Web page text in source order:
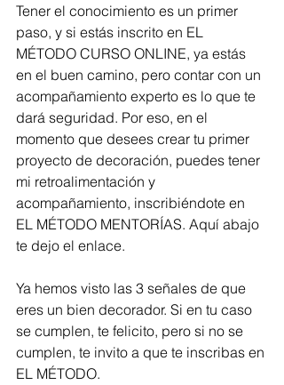
Tener el conocimiento es un primer
paso, y si estás inscrito en EL
MÉTODO CURSO ONLINE, ya estás
en el buen camino, pero contar con un
acompañamiento experto es lo que te
dará seguridad. Por eso, en el
momento que desees crear tu primer
proyecto de decoración, puedes tener
mi retroalimentación y
acompañamiento, inscribiéndote en
EL MÉTODO MENTORÍAS. Aquí abajo
te dejo el enlace.
Ya hemos visto las 3 señales de que
eres un bien decorador. Si en tu caso
se cumplen, te felicito, pero si no se
cumplen, te invito a que te inscribas en
EL MÉTODO.